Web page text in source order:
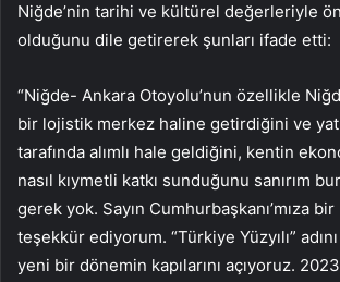
Niğde’nin tarihi ve kültürel değerleriyle
olduğunu dile getirerek şunları ifade etti:
“Niğde- Ankara Otoyolu’nun özellikle
bir lojistik merkez haline getirdiğini ve
tarafında alımlı hale geldiğini, kentin
nasıl kıymetli katkı sunduğunu sanırım
gerek yok. Sayın Cumhurbaşkanı’mıza
teşekkür ediyorum. “Türkiye Yüzyılı”
yeni bir dönemin kapılarını açıyoruz.